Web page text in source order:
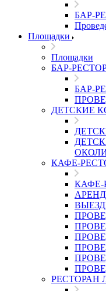
БАР-
Площадки
Площадки
БАР-
БАР-
ДЕТСКИЕ
КАФЕ-
КАФЕ-
РЕСТОРАН